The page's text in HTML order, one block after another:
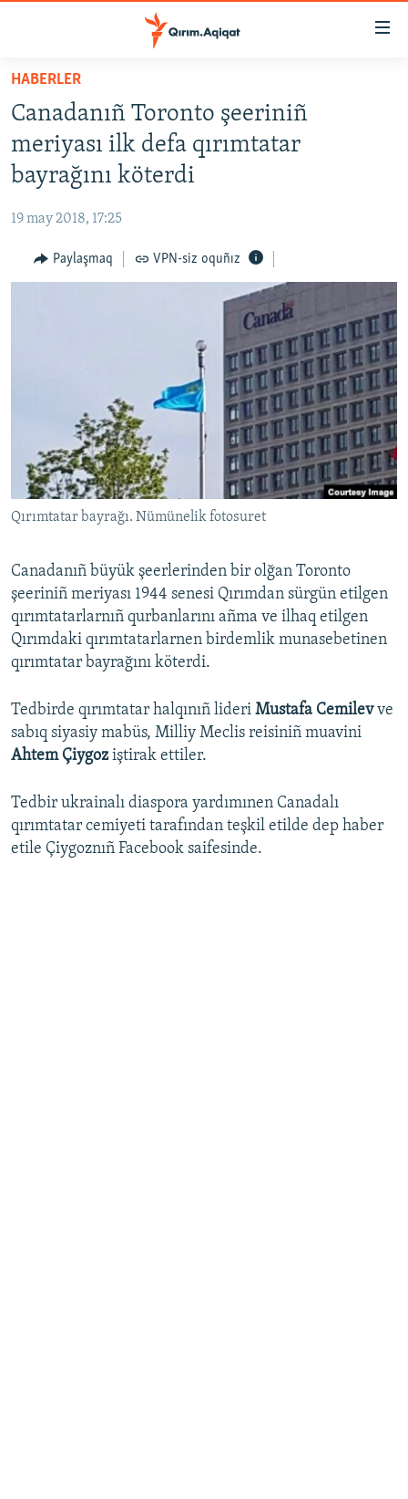
Esas
qaytmaq
Baş
navigatsiyağa
qaytmaq
Qıdıruvğa
qaytmaq
HABERLER
İQTİSADİYAT
MEDENİYET
İNSAN AQLARI
Русский
Українською
QOŞULIÑIZ!
RFE/RS bütün saytları
HABERLER
Canadanıñ Toronto şeeriniñ
meriyası ilk defa qırımtatar
bayrağını köterdi
19 may 2018, 17:25
Paylaşmaq VPN-siz oquñız
Qırımtatar bayrağı. Nümünelik fotosuret
Canadanıñ büyük şeerlerinden bir olğan Toronto
şeeriniñ meriyası 1944 senesi Qırımdan sürgün etilgen
qırımtatarlarnıñ qurbanlarını añma ve ilhaq etilgen
Qırımdaki qırımtatarlarnen birdemlik munasebetinen
qırımtatar bayrağını köterdi.
Tedbirde qırımtatar halqınıñ lideri Mustafa Cemilevve
sabıq siyasiy mabüs, Milliy Meclis reisiniñ muavini
Ahtem Çiygoziştirak ettiler.
Tedbir ukrainalı diaspora yardımınen Canadalı
qırımtatar cemiyeti tarafından teşkil etilde dep haber
etile Çiygoznıñ Facebook saifesinde.